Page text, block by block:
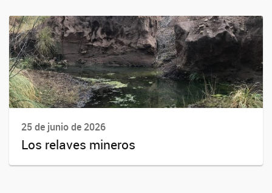
25 de junio de 2026
Los relaves mineros